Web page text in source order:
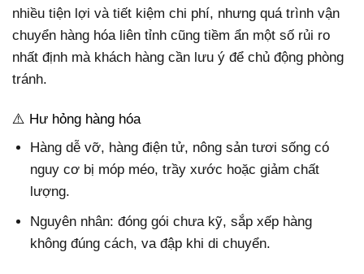
nhiều tiện lợi và tiết kiệm chi phí, nhưng quá trình vận
chuyển hàng hóa liên tỉnh cũng tiềm ẩn một số rủi ro
nhất định mà khách hàng cần lưu ý để chủ động phòng
tránh.
⚠️ Hư hỏng hàng hóa
Hàng dễ vỡ, hàng điện tử, nông sản tươi sống có
nguy cơ bị móp méo, trầy xước hoặc giảm chất
lượng.
Nguyên nhân: đóng gói chưa kỹ, sắp xếp hàng
không đúng cách, va đập khi di chuyển.